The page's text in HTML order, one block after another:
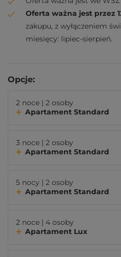
Oferta ważna jest przez
zakupu, z wyłączeniem
miesięcy: lipiec-sierpień.
Opcje:
2 noce | 2 osoby
Apartament Standard
3 noce | 2 osoby
Apartament Standard
5 nocy | 2 osoby
Apartament Standard
2 noce | 4 osoby
Apartament Lux